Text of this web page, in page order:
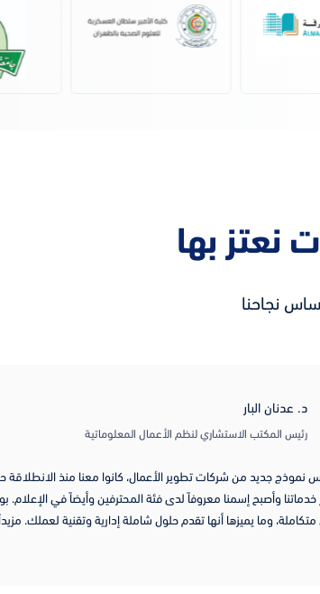
نعتز بها
نجاحنا
د. عدنان البار
رئيس المكتب الاستشاري لنظم الأعمال المعلوماتية
نموذج جديد من شركات تطوير الأعمال، كانوا معنا منذ الانطلاقة
خدماتنا وأصبح إسمنا معروفاً لدى فئة المحترفين وأيضاً في الإعلام.
وما يميزها أنها تقدم حلول شاملة إدارية وتقنية لعملك.